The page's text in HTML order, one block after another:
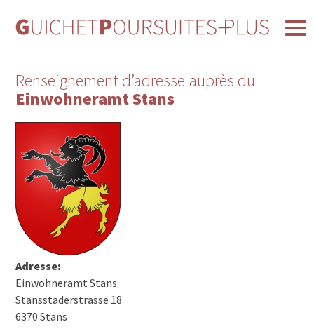
Renseignement d’adresse auprès du
Einwohneramt Stans
Adresse:
Einwohneramt Stans
Stansstaderstrasse 18
6370 Stans